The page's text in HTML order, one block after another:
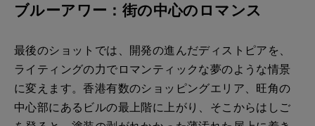
ブルーアワー：街の中心のロマンス
最後のショットでは、開発の進んだディストピアを、
ライティングの力でロマンティックな夢のような情景
に変えます。香港有数のショッピングエリア、旺角の
中心部にあるビルの最上階に上がり、そこからはしご